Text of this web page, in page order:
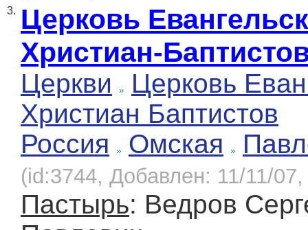
3. Церковь
Христиан-
Церкви
Церковь
Христиан Баптистов
Россия
Омская
(id:3744, Добавлен: 11/11/
Пастырь: Ведров